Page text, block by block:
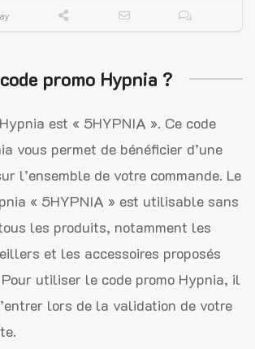
promo Hypnia ?
est « 5HYPNIA ». Ce code
vous permet de bénéficier d’une
l’ensemble de votre commande. Le
« 5HYPNIA » est utilisable sans
les produits, notamment les
et les accessoires proposés
utiliser le code promo Hypnia, il
lors de la validation de votre